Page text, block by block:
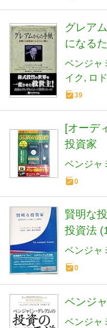
グレア
になる
リーズ
ベンジャ
イク
ロ
39
[オーデ
投資家
ベンジャ
0
賢明な
投資法
ベンジャ
0
ベンジ
ベンジャ